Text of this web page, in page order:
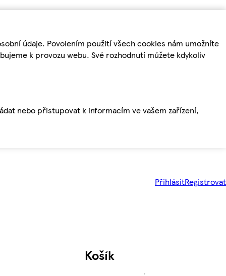
údaje. Povolením použití všech cookies nám umožníte
k provozu webu. Své rozhodnutí můžete kdykoliv
nebo přistupovat k informacím ve vašem zařízení,
PřihlásitRegistrovat
Košík